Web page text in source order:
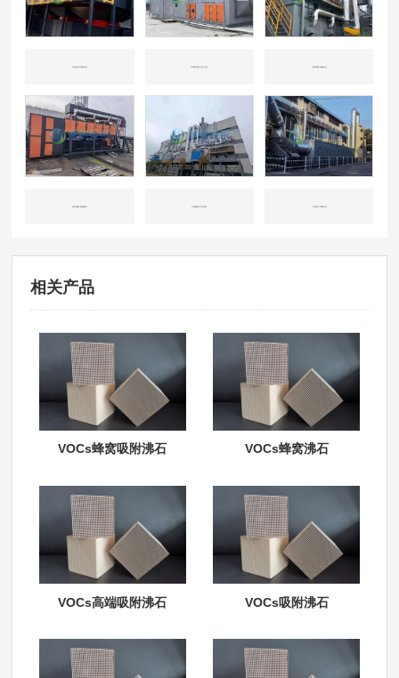
四川成都-机械重工 山东威海-工业涂装 广东东莞-印刷行业
相关产品
VOCs蜂窝吸附沸石 VOCs蜂窝沸石
VOCs高端吸附沸石 VOCs吸附沸石